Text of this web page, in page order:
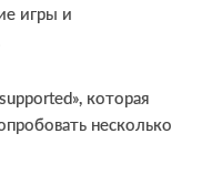
игры и
которая
несколько